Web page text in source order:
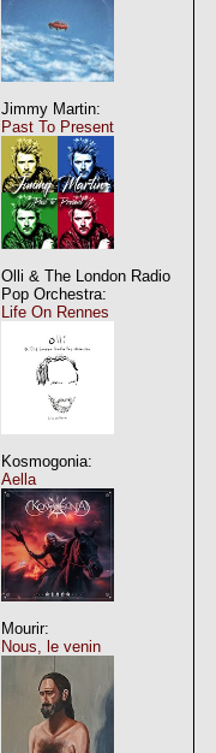
Jimmy Martin:
Past To Present
Olli & The London Radio
Pop Orchestra:
Life On Rennes
Kosmogonia:
Aella
Mourir:
Nous, le venin